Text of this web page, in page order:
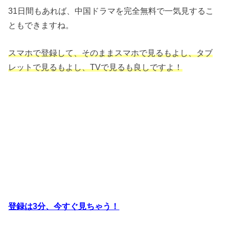
31日間もあれば、中国ドラマを完全無料で一気見するこ
ともできますね。
スマホで登録して、そのままスマホで見るもよし、タブ
レットで見るもよし、TVで見るも良しですよ！
登録は3分、今すぐ見ちゃう！